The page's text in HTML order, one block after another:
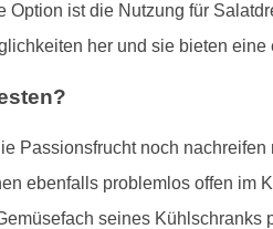
ist die Nutzung für
her und sie bieten
Passionsfrucht noch
ebenfalls problemlos offen im
seines